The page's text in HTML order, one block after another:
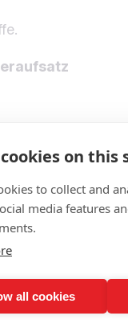
Clean hat
on this
to collect and
media features
all cookies